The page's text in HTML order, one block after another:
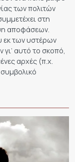
των πολιτών
στη
αποφάσεων.
εκ των υστέρων
αυτό το σκοπό,
αρχές (π.χ.